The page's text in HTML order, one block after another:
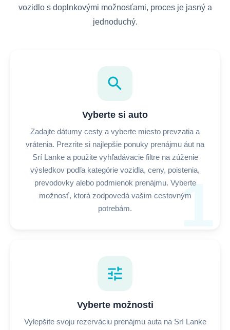
vozidlo s doplnkovými možnosťami, proces je jasný a
jednoduchý.
1
search
Vyberte si auto
Zadajte dátumy cesty a vyberte miesto prevzatia a
vrátenia. Prezrite si najlepšie ponuky prenájmu áut na
Srí Lanke a použite vyhľadávacie filtre na zúženie
výsledkov podľa kategórie vozidla, ceny, poistenia,
prevodovky alebo podmienok prenájmu. Vyberte
možnosť, ktorá zodpovedá vašim cestovným
potrebám.
tune
Vyberte možnosti
Vylepšite svoju rezerváciu prenájmu auta na Srí Lanke